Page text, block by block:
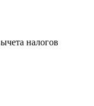
налогов